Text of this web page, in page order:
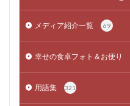
メディア紹介一覧 69
幸せの食卓フォト＆お便り
用語集 321